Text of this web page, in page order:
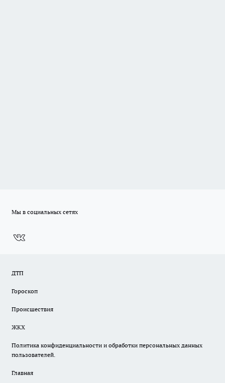
Мы в социальных сетях
ДТП
Гороскоп
Происшествия
ЖКХ
Политика конфиденциальности и обработки персональных данных
пользователей.
Главная